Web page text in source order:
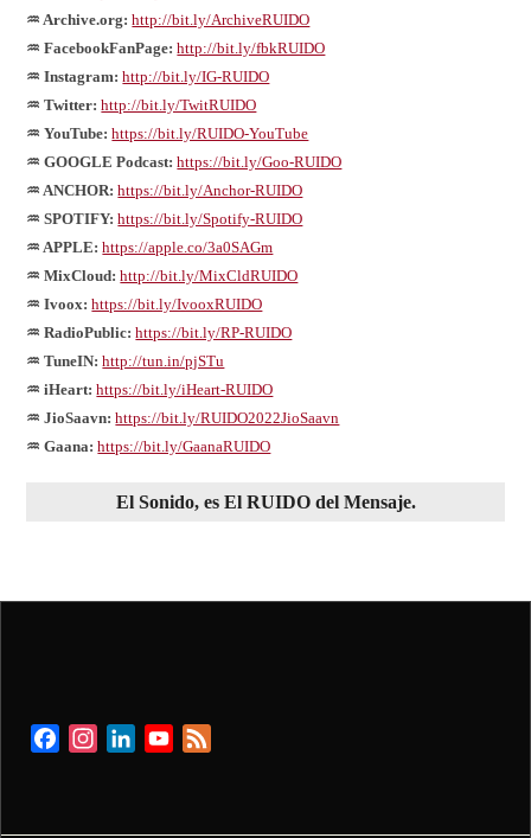
♒ Archive.org: http://bit.ly/ArchiveRUIDO
♒ FacebookFanPage: http://bit.ly/fbkRUIDO
♒ Instagram:http://bit.ly/IG-RUIDO
♒ Twitter: http://bit.ly/TwitRUIDO
♒ YouTube: https://bit.ly/RUIDO-YouTube
♒ GOOGLE Podcast: https://bit.ly/Goo-RUIDO
♒ ANCHOR: https://bit.ly/Anchor-RUIDO
♒ SPOTIFY: https://bit.ly/Spotify-RUIDO
♒ APPLE: https://apple.co/3a0SAGm
♒ MixCloud: http://bit.ly/MixCldRUIDO
♒ Ivoox: https://bit.ly/IvooxRUIDO
♒ RadioPublic: https://bit.ly/RP-RUIDO
♒ TuneIN: http://tun.in/pjSTu
♒ iHeart: https://bit.ly/iHeart-RUIDO
♒ JioSaavn: https://bit.ly/RUIDO2022JioSaavn
♒ Gaana: https://bit.ly/GaanaRUIDO
El Sonido, es El RUIDOdel Mensaje.
FacebookInstagramLinkedInYouTube